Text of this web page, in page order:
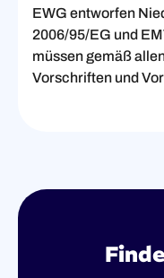
EWG entworfen
2006/95/EG und
müssen gemäß
Vorschriften und